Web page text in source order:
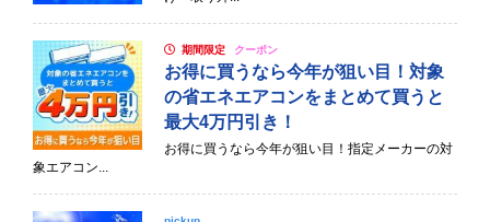
期間限定 クーポン
お得に買うなら今年が狙い目！対象
の省エネエアコンをまとめて買うと
最大4万円引き！
お得に買うなら今年が狙い目！指定メーカーの対
象エアコン...